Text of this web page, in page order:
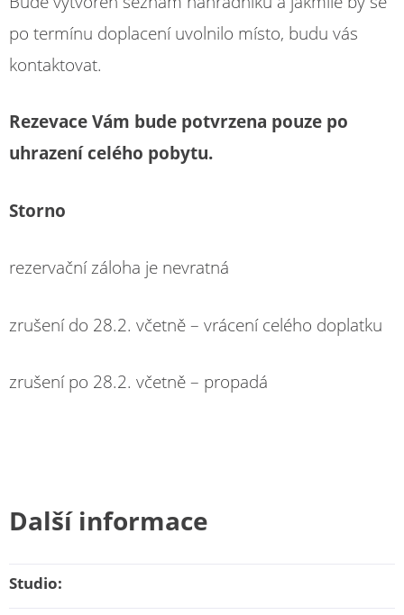
po termínu doplacení uvolnilo místo, budu vás
kontaktovat.
Rezevace Vám bude potvrzena pouze po
uhrazení celého pobytu.
Storno
rezervační záloha je nevratná
zrušení do 28.2. včetně – vrácení celého doplatku
zrušení po 28.2. včetně – propadá
Další informace
Studio: